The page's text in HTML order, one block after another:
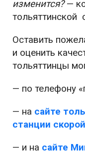
изменится?—
тольяттинской
Оставить
и оценить
тольяттинцы
— по телефону
— на сайте
станции скорой
— и на сайте